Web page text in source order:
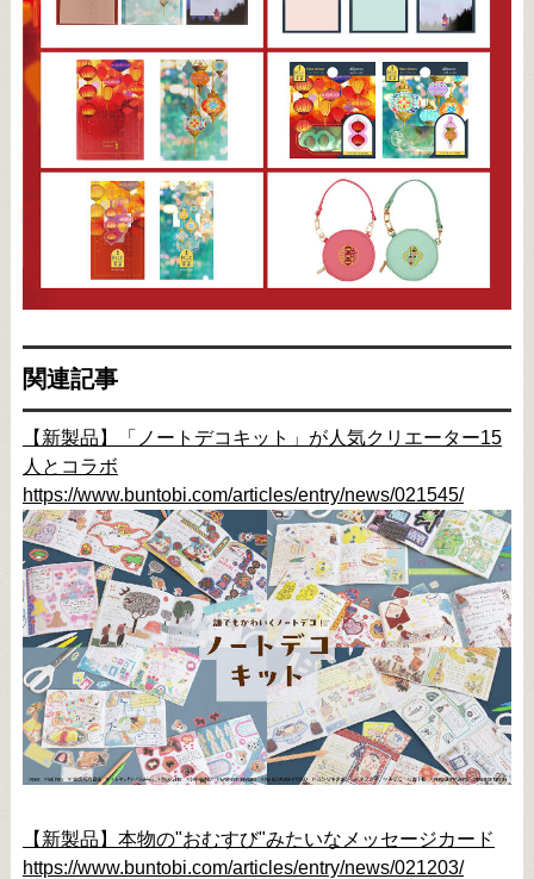
関連記事
【新製品】「ノートデコキット」が人気クリエーター15
人とコラボ
https://www.buntobi.com/articles/entry/news/021545/
【新製品】本物の"おむすび"みたいなメッセージカード
https://www.buntobi.com/articles/entry/news/021203/